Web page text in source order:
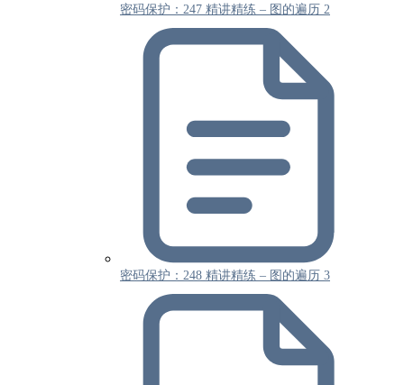
密码保护：247 精讲精练 – 图的遍历 2
密码保护：248 精讲精练 – 图的遍历 3